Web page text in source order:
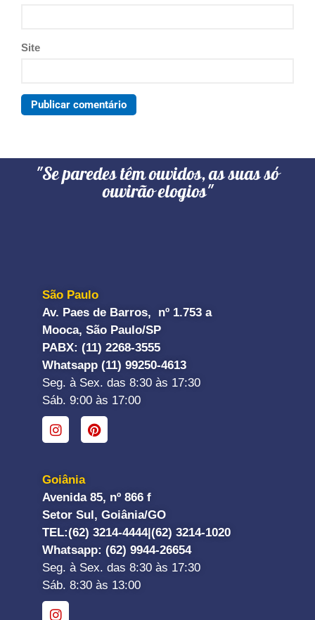
Site
"Se paredes têm ouvidos, as suas só
ouvirão elogios"
São Paulo
Av. Paes de Barros, nº 1.753 a
Mooca, São Paulo/SP
PABX: (11) 2268-3555
Whatsapp (11) 99250-4613
Seg. à Sex. das 8:30 às 17:30
Sáb. 9:00 às 17:00
Goiânia
Avenida 85, nº 866 f
Setor Sul, Goiânia/GO
TEL:(62) 3214-4444| (62) 3214-1020
Whatsapp: (62) 9944-26654
Seg. à Sex. das 8:30 às 17:30
Sáb. 8:30 às 13:00